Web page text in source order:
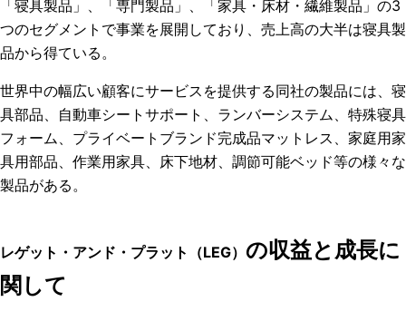
「寝具製品」、「専門製品」、「家具・床材・繊維製品」の3
つのセグメントで事業を展開しており、売上高の大半は寝具製
品から得ている。
世界中の幅広い顧客にサービスを提供する同社の製品には、寝
具部品、自動車シートサポート、ランバーシステム、特殊寝具
フォーム、プライベートブランド完成品マットレス、家庭用家
具用部品、作業用家具、床下地材、調節可能ベッド等の様々な
製品がある。
レゲット・アンド・プラット（LEG） の収益と成長に
関して